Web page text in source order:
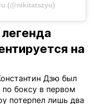
(@nikitatszyu)
на
Дзю был
боксу в первом
потерпел лишь два